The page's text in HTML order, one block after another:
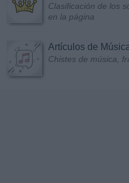
Clasificación de los
en la página
Artículos de
Chistes de música,